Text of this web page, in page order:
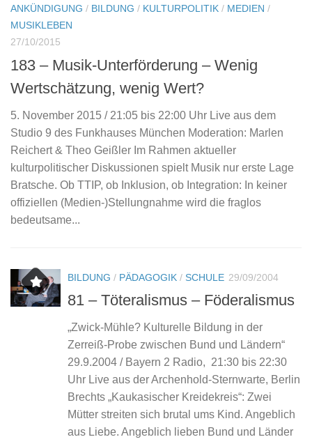
ANKÜNDIGUNG / BILDUNG / KULTURPOLITIK / MEDIEN /
MUSIKLEBEN
27/10/2015
183 – Musik-Unterförderung – Wenig
Wertschätzung, wenig Wert?
5. November 2015 / 21:05 bis 22:00 Uhr Live aus dem
Studio 9 des Funkhauses München Moderation: Marlen
Reichert & Theo Geißler Im Rahmen aktueller
kulturpolitischer Diskussionen spielt Musik nur erste Lage
Bratsche. Ob TTIP, ob Inklusion, ob Integration: In keiner
offiziellen (Medien-)Stellungnahme wird die fraglos
bedeutsame...
BILDUNG / PÄDAGOGIK / SCHULE 29/09/2004
81 – Töteralismus – Föderalismus
„Zwick-Mühle? Kulturelle Bildung in der
Zerreiß-Probe zwischen Bund und Ländern“
29.9.2004 / Bayern 2 Radio, 21:30 bis 22:30
Uhr Live aus der Archenhold-Sternwarte, Berlin
Brechts „Kaukasischer Kreidekreis“: Zwei
Mütter streiten sich brutal ums Kind. Angeblich
aus Liebe. Angeblich lieben Bund und Länder